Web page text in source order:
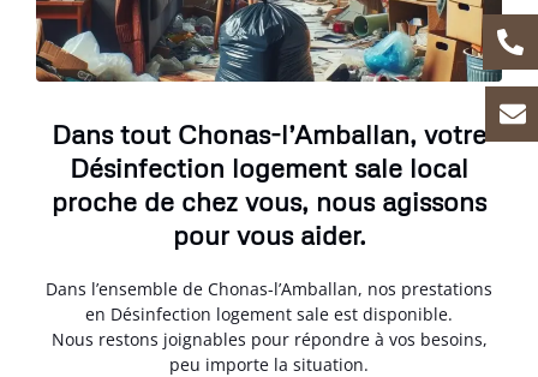
Dans tout Chonas-l’Amballan, votre
Désinfection logement sale local
proche de chez vous, nous agissons
pour vous aider.
Dans l’ensemble de Chonas-l’Amballan, nos prestations
en Désinfection logement sale est disponible.
Nous restons joignables pour répondre à vos besoins,
peu importe la situation.